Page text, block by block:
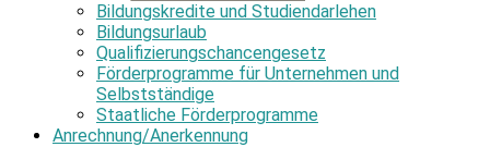
Bildungskredite und Studiendarlehen
Bildungsurlaub
Qualifizierungschancengesetz
Förderprogramme für Unternehmen und
Selbstständige
Staatliche Förderprogramme
Anrechnung/Anerkennung